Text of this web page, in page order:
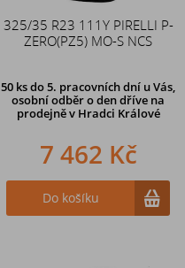
325/35 R23 111Y PIRELLI P-
ZERO(PZ5) MO-S NCS
50 ksdo 5. pracovních dní u Vás,
osobní odběr o den dříve na
prodejněv Hradci Králové
7 462 Kč
Do košíku